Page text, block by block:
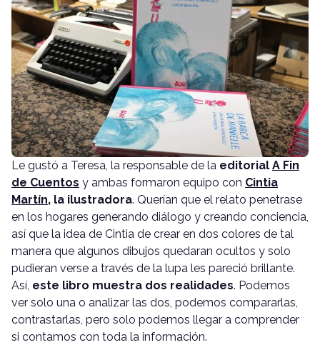
Le gustó a Teresa, la responsable de la editorial A Fin
de Cuentos y ambas formaron equipo con Cintia
Martín, la ilustradora. Querían que el relato penetrase
en los hogares generando diálogo y creando conciencia,
así que la idea de Cintia de crear en dos colores de tal
manera que algunos dibujos quedaran ocultos y solo
pudieran verse a través de la lupa les pareció brillante.
Así, este libro muestra dos realidades. Podemos
ver solo una o analizar las dos, podemos compararlas,
contrastarlas, pero solo podemos llegar a comprender
si contamos con toda la información.